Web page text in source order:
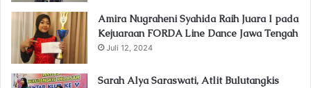
Amira Nugraheni Syahida Raih Juara I pada
Kejuaraan FORDA Line Dance Jawa Tengah
Juli 12, 2024
Sarah Alya Saraswati, Atlit Bulutangkis